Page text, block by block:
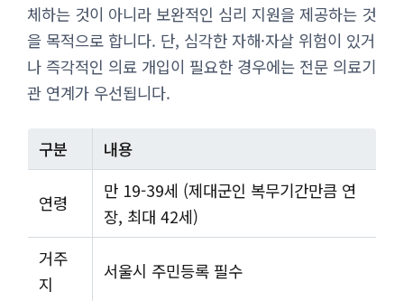
체하는 것이 아니라 보완적인 심리 지원을 제공하는 것
을 목적으로 합니다. 단, 심각한 자해·자살 위험이 있거
나 즉각적인 의료 개입이 필요한 경우에는 전문 의료기
관 연계가 우선됩니다.
구분 내용
연령
만 19-39세 (제대군인 복무기간만큼 연
장, 최대 42세)
거주
지
서울시 주민등록 필수